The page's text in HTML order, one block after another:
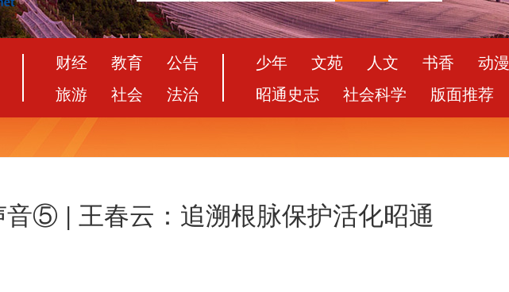
财经 教育
公告
旅游
社会 法治
少年 文苑 人文 书香
动漫
昭通史志
社会科学 版面推荐
⑤ | 王春云：追溯根脉保护活化昭通